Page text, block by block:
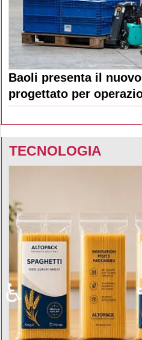
Baoli presenta il
progettato per
TECNOLOGIA